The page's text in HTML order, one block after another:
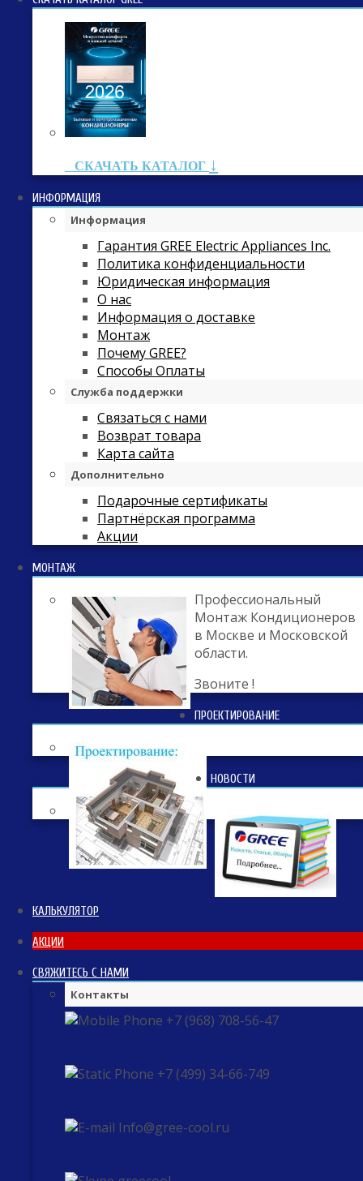
СКАЧАТЬ КАТАЛОГ ↓
ИНФОРМАЦИЯ
Информация
Гарантия GREE Electric Appliances Inc.
Политика конфиденциальности
Юридическая информация
О нас
Информация о доставке
Монтаж
Почему GREE?
Способы Оплаты
Служба поддержки
Связаться с нами
Возврат товара
Карта сайта
Дополнительно
Подарочные сертификаты
Партнёрская программа
Акции
МОНТАЖ
Профессиональный
Монтаж Кондиционеров
в Москве и Московской
области.
Звоните !
ПРОЕКТИРОВАНИЕ
НОВОСТИ
КАЛЬКУЛЯТОР
АКЦИИ
СВЯЖИТЕСЬ С НАМИ
Контакты
+7 (968) 708-56-47
+7 (499) 34-66-749
Info@gree-cool.ru